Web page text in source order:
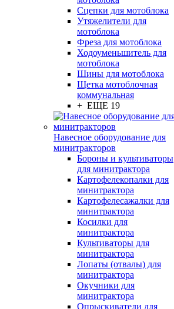
Сцепки для мотоблока
Утяжелители для
мотоблока
Фреза для мотоблока
Ходоуменьшитель для
мотоблока
Шины для мотоблока
Щетка мотоблочная
коммунальная
+ ЕЩЕ 19
Навесное оборудование для
минитракторов
Бороны и культиваторы
для минитрактора
Картофелекопалки для
минитрактора
Картофелесажалки для
минитрактора
Косилки для
минитрактора
Культиваторы для
минитрактора
Лопаты (отвалы) для
минитрактора
Окучники для
минитрактора
Опрыскиватели для